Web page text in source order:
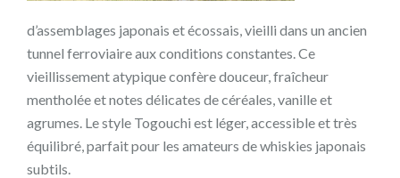
d’assemblages japonais et écossais, vieilli dans un ancien
tunnel ferroviaire aux conditions constantes. Ce
vieillissement atypique confère douceur, fraîcheur
mentholée et notes délicates de céréales, vanille et
agrumes. Le style Togouchi est léger, accessible et très
équilibré, parfait pour les amateurs de whiskies japonais
subtils.